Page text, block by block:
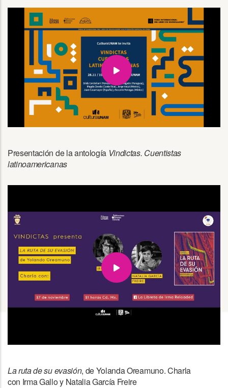
Presentación de la antología Vindictas. Cuentistas
latinoamericanas
La ruta de su evasión, de Yolanda Oreamuno. Charla
con Irma Gallo y Natalia García Freire